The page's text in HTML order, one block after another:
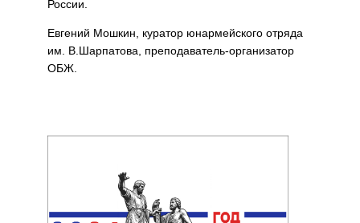
России.
Евгений Мошкин, куратор юнармейского отряда
им. В.Шарпатова, преподаватель-организатор
ОБЖ.